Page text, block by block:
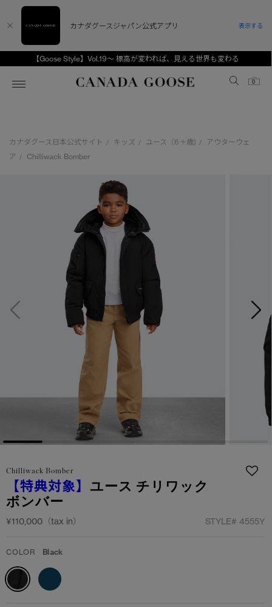
【Goose Style】Vol.19～ 標高が変われば、見える世界も変わる
Canada Goose
0
スノーグース
ディスカバー
アンバサダー
スプリングコレクション
ウィメンズ TOP
新着アイテム
ベストセラー
FW26コレクション
サマー 26 コレクション
サマー 26 コレクションLOOK
日本限定モデル
スノーグース
メイドインジャパンTシャツ
アウターウェア
アパレル
アクセサリー
フットウェア
メンズ TOP
新着アイテム
ベストセラー
FW26コレクション
サマー 26 コレクション
サマー 26 コレクションLOOK
日本限定モデル
スノーグース
メイドインジャパンTシャツ
アウターウェア
アパレル
アクセサリー
フットウェア
キッズ TOP
ベビー（0‐24ヵ月)
キッズ（2‐7歳)
ユース（6＋歳)
コレクション
CANADA GOOSE Generationsは、アウター
ウェアの下取り・再販を通じて、長く愛される製
品の価値を受け継いでいきます。
アーカイブの希少なピースもご覧いただけます。
詳しく見る
カナダグース日本公式サイト / キッズ / ユース（6＋歳) /
アウターウェ
ア
/ Chilliwack Bomber
Chilliwack Bomber
【特典対象】 ユース チリワック
ボンバー
¥110,000（tax in） STYLE# 4555Y
COLOR Black
カナダグースジャパン公式アプリ 表示する